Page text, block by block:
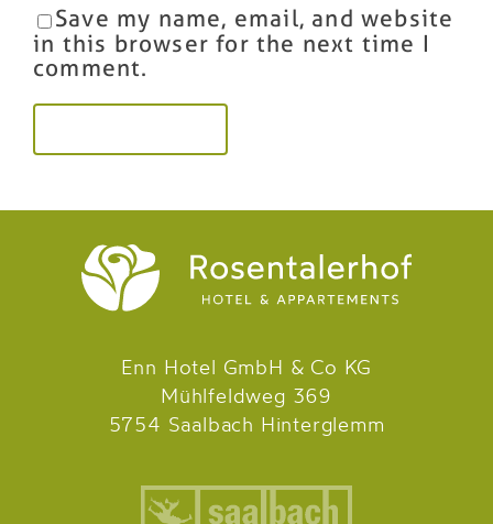
Save my name, email, and website
in this browser for the next time I
comment.
Enn Hotel GmbH & Co KG
Mühlfeldweg 369
5754 Saalbach Hinterglemm